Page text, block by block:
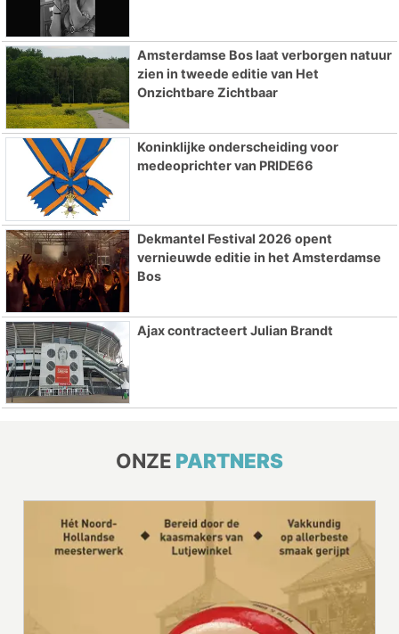
Amsterdamse Bos laat verborgen natuur
zien in tweede editie van Het
Onzichtbare Zichtbaar
Koninklijke onderscheiding voor
medeoprichter van PRIDE66
Dekmantel Festival 2026 opent
vernieuwde editie in het Amsterdamse
Bos
Ajax contracteert Julian Brandt
ONZE PARTNERS